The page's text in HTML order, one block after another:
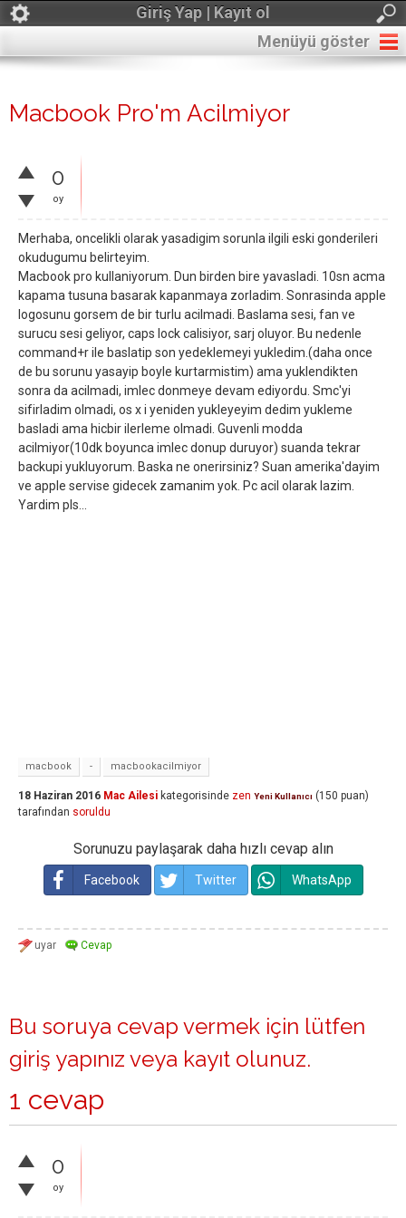
Giriş Yap | Kayıt ol
Menüyü göster
Macbook Pro'm Acilmiyor
0
oy
Merhaba, oncelikli olarak yasadigim sorunla ilgili eski gonderileri
okudugumu belirteyim.
Macbook pro kullaniyorum. Dun birden bire yavasladi. 10sn acma
kapama tusuna basarak kapanmaya zorladim. Sonrasinda apple
logosunu gorsem de bir turlu acilmadi. Baslama sesi, fan ve
surucu sesi geliyor, caps lock calisiyor, sarj oluyor. Bu nedenle
command+r ile baslatip son yedeklemeyi yukledim.(daha once
de bu sorunu yasayip boyle kurtarmistim) ama yuklendikten
sonra da acilmadi, imlec donmeye devam ediyordu. Smc'yi
sifirladim olmadi, os x i yeniden yukleyeyim dedim yukleme
basladi ama hicbir ilerleme olmadi. Guvenli modda
acilmiyor(10dk boyunca imlec donup duruyor) suanda tekrar
backupi yukluyorum. Baska ne onerirsiniz? Suan amerika'dayim
ve apple servise gidecek zamanim yok. Pc acil olarak lazim.
Yardim pls...
macbook - macbookacilmiyor
18 Haziran 2016 Mac Ailesi kategorisinde zen Yeni Kullanıcı (150 puan)
tarafından soruldu
Sorunuzu paylaşarak daha hızlı cevap alın
Facebook Twitter WhatsApp
Bu soruya cevap vermek için lütfen
giriş yapınız veya kayıt olunuz.
1 cevap
0
oy